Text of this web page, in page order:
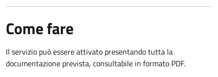
Come fare
Il servizio può essere attivato presentando tutta la
documentazione prevista, consultabile in formato PDF.